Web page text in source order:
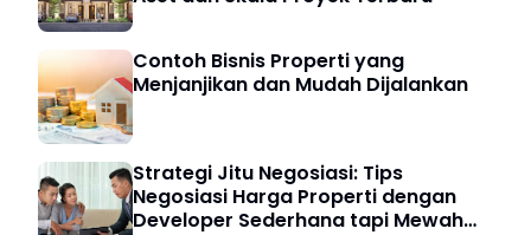
Contoh Bisnis Properti yang
Menjanjikan dan Mudah Dijalankan
Strategi Jitu Negosiasi: Tips
Negosiasi Harga Properti dengan
Developer Sederhana tapi Mewah